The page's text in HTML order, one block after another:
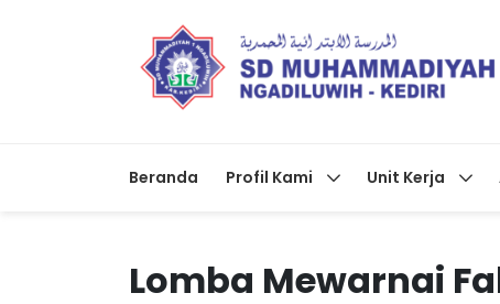
Beranda Profil Kami Unit Kerja
Lomba Mewarnai